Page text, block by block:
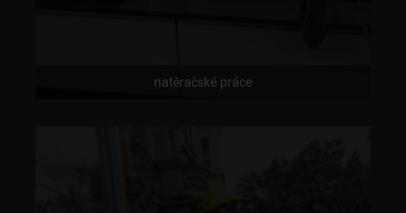
natěračské práce